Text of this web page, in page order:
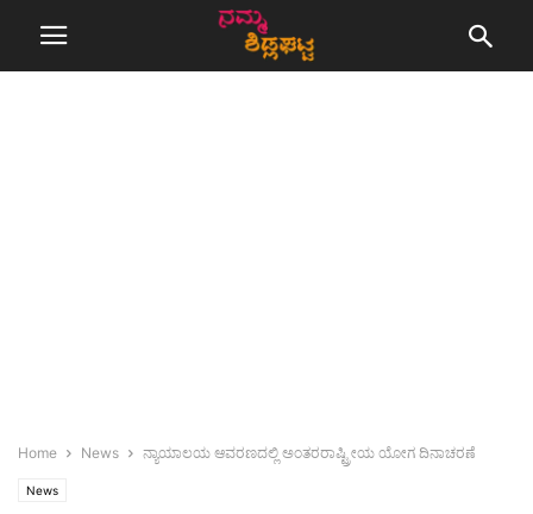
Home News ನ್ಯಾಯಾಲಯ ಆವರಣದಲ್ಲಿ ಅಂತರರಾಷ್ಟ್ರೀಯ ಯೋಗ ದಿನಾಚರಣೆ
News